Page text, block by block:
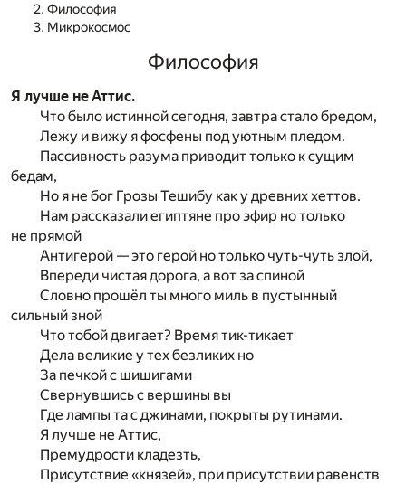
Философия
Микрокосмос
Философия
Я лучше не Аттис.
Что было истинной сегодня, завтра стало бредом,
Лежу и вижу я фосфены под уютным пледом.
Пассивность разума приводит только к сущим
бедам,
Но я не бог Грозы Тешибу как у древних хеттов.
Нам рассказали египтяне про эфир но только
не прямой
Антигерой — это герой но только чуть-чуть злой,
Впереди чистая дорога, а вот за спиной
Словно прошёл ты много миль в пустынный
сильный зной
Что тобой двигает? Время тик-тикает
Дела великие у тех безликих но
За печкой с шишигами
Свернувшись с вершины вы
Где лампы та с джинами, покрыты рутинами.
Я лучше не Аттис,
Премудрости кладезть,
Присутствие «князей», при присутствии равенств